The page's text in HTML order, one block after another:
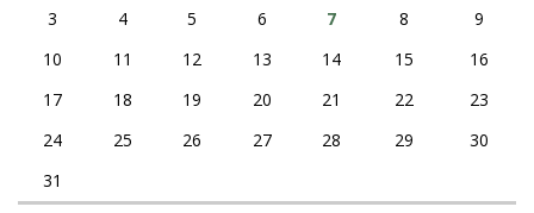
3
4 5 6 7 8
9
10
11 12 13 14 15
16
17
18 19 20 21 22
23
24
25 26 27 28 29
30
31